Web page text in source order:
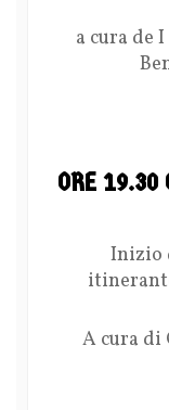
a cura de
ORE 19.30
Inizio
A cura di